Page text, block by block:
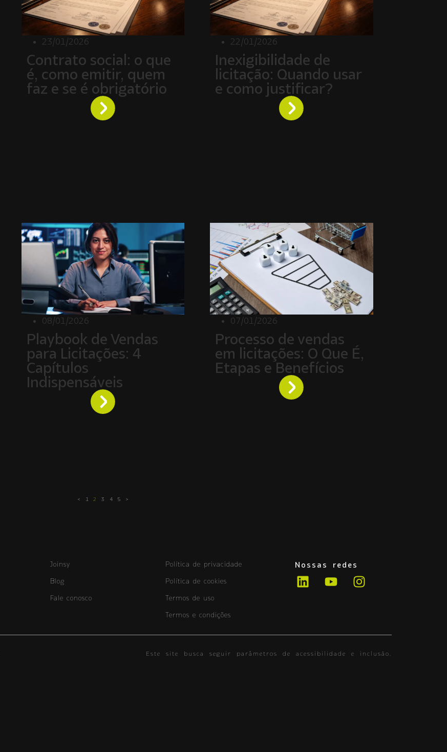
23/01/2026
Contrato social: o que
é, como emitir, quem
faz e se é obrigatório
22/01/2026
Inexigibilidade de
licitação: Quando usar
e como justificar?
08/01/2026
Playbook de Vendas
para Licitações: 4
Capítulos
Indispensáveis
07/01/2026
Processo de vendas
em licitações: O Que É,
Etapas e Benefícios
< 1 2 3 4 5 >
Joinsy
Blog
Fale conosco
Política de privacidade
Política de cookies
Termos de uso
Termos e condições
Nossas redes
Este site busca seguir parâmetros de acessibilidade e inclusão.